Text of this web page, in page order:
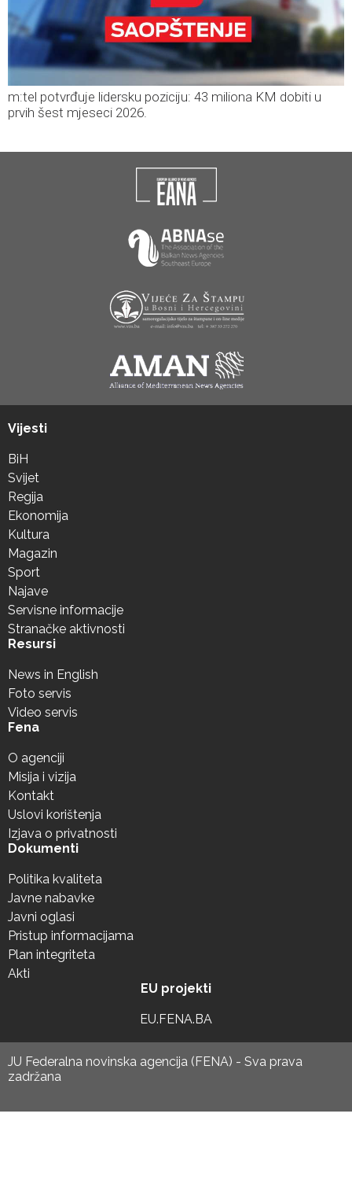
m:tel potvrđuje lidersku poziciju: 43 miliona KM dobiti u
prvih šest mjeseci 2026.
Vijesti
BiH
Svijet
Regija
Ekonomija
Kultura
Magazin
Sport
Najave
Servisne informacije
Stranačke aktivnosti
Resursi
News in English
Foto servis
Video servis
Fena
O agenciji
Misija i vizija
Kontakt
Uslovi korištenja
Izjava o privatnosti
Dokumenti
Politika kvaliteta
Javne nabavke
Javni oglasi
Pristup informacijama
Plan integriteta
Akti
EU projekti
EU.FENA.BA
JU Federalna novinska agencija (FENA) - Sva prava
zadržana